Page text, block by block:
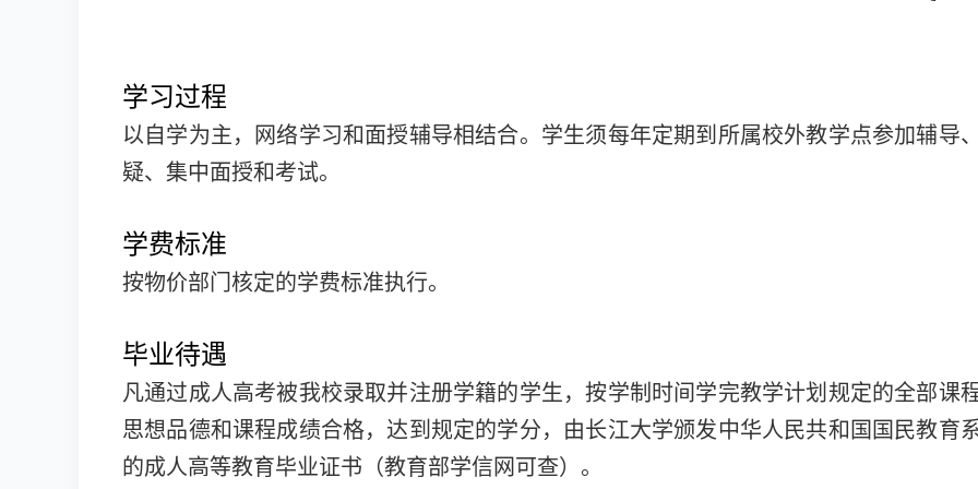
学习过程
以自学为主，网络学习和面授辅导相结合。学生须每年定期到所属校外教学点参加辅导
疑、集中面授和考试。
学费标准
按物价部门核定的学费标准执行。
毕业待遇
凡通过成人高考被我校录取并注册学籍的学生，按学制时间学完教学计划规定的全部课程
思想品德和课程成绩合格，达到规定的学分，由长江大学颁发中华人民共和国国民教育
的成人高等教育毕业证书（教育部学信网可查）。